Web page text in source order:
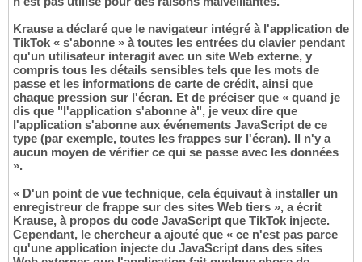
Krause a déclaré que le navigateur intégré à l'application de
TikTok « s'abonne » à toutes les entrées du clavier pendant
qu'un utilisateur interagit avec un site Web externe, y
compris tous les détails sensibles tels que les mots de
passe et les informations de carte de crédit, ainsi que
chaque pression sur l'écran. Et de préciser que « quand je
dis que "l'application s'abonne à", je veux dire que
l'application s'abonne aux événements JavaScript de ce
type (par exemple, toutes les frappes sur l'écran). Il n'y a
aucun moyen de vérifier ce qui se passe avec les données
».
« D'un point de vue technique, cela équivaut à installer un
enregistreur de frappe sur des sites Web tiers », a écrit
Krause, à propos du code JavaScript que TikTok injecte.
Cependant, le chercheur a ajouté que « ce n'est pas parce
qu'une application injecte du JavaScript dans des sites